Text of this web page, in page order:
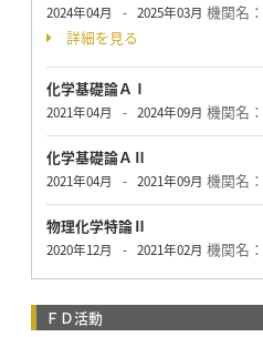
2024年04月 - 2025年03月 機関名：
詳細を見る
化学基礎論ＡⅠ
2021年04月 - 2024年09月 機関名：
化学基礎論ＡⅡ
2021年04月 - 2021年09月 機関名：
物理化学特論Ⅱ
2020年12月 - 2021年02月 機関名：
ＦＤ活動